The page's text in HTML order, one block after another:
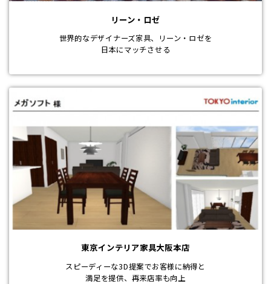
リーン・ロゼ
世界的なデザイナーズ家具、リーン・ロゼを
日本にマッチさせる
東京インテリア家具大阪本店
スピーディーな3D提案でお客様に納得と
満足を提供、再来店率も向上